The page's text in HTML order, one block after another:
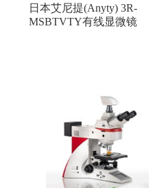
日本艾尼提(Anyty) 3R-
MSBTVTY有线显微镜